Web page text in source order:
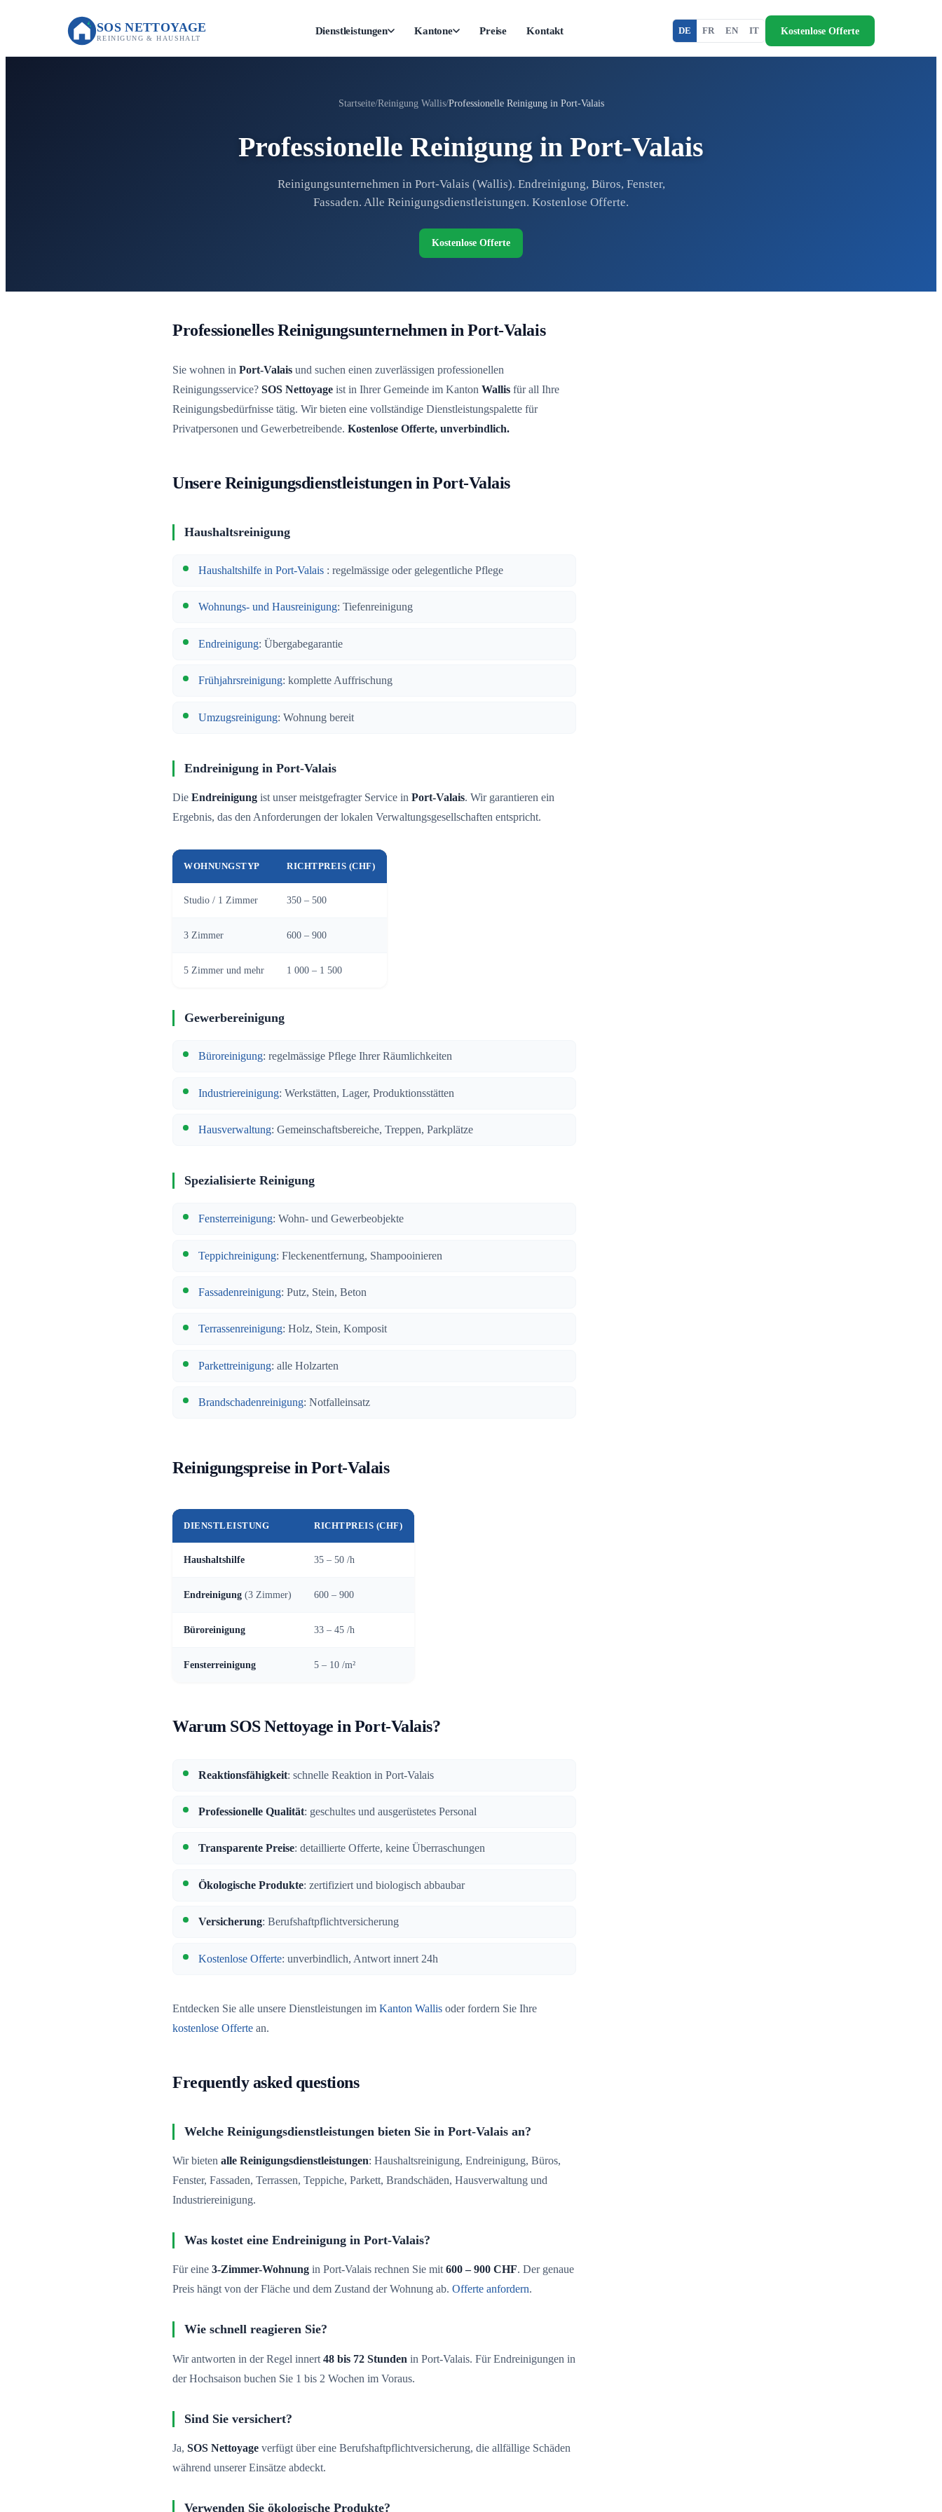
SOS NETTOYAGE
REINIGUNG & HAUSHALT
Dienstleistungen Kantone Preise Kontakt DE FR EN IT Kostenlose Offerte
Startseite Reinigung Wallis Professionelle Reinigung in Port-Valais
Professionelle Reinigung in Port-Valais
Reinigungsunternehmen in Port-Valais (Wallis). Endreinigung, Büros, Fenster,
Fassaden. Alle Reinigungsdienstleistungen. Kostenlose Offerte.
Kostenlose Offerte
Professionelles Reinigungsunternehmen in Port-Valais
Sie wohnen in Port-Valais und suchen einen zuverlässigen professionellen
Reinigungsservice? SOS Nettoyage ist in Ihrer Gemeinde im Kanton Wallis für all Ihre
Reinigungsbedürfnisse tätig. Wir bieten eine vollständige Dienstleistungspalette für
Privatpersonen und Gewerbetreibende. Kostenlose Offerte, unverbindlich.
Unsere Reinigungsdienstleistungen in Port-Valais
Haushaltsreinigung
Haushaltshilfe in Port-Valais : regelmässige oder gelegentliche Pflege
Wohnungs- und Hausreinigung: Tiefenreinigung
Endreinigung: Übergabegarantie
Frühjahrsreinigung: komplette Auffrischung
Umzugsreinigung: Wohnung bereit
Endreinigung in Port-Valais
Die Endreinigung ist unser meistgefragter Service in Port-Valais. Wir garantieren ein
Ergebnis, das den Anforderungen der lokalen Verwaltungsgesellschaften entspricht.
WOHNUNGSTYP RICHTPREIS (CHF)
Studio / 1 Zimmer 350 – 500
3 Zimmer 600 – 900
5 Zimmer und mehr 1 000 – 1 500
Gewerbereinigung
Büroreinigung: regelmässige Pflege Ihrer Räumlichkeiten
Industriereinigung: Werkstätten, Lager, Produktionsstätten
Hausverwaltung: Gemeinschaftsbereiche, Treppen, Parkplätze
Spezialisierte Reinigung
Fensterreinigung: Wohn- und Gewerbeobjekte
Teppichreinigung: Fleckenentfernung, Shampooinieren
Fassadenreinigung: Putz, Stein, Beton
Terrassenreinigung: Holz, Stein, Komposit
Parkettreinigung: alle Holzarten
Brandschadenreinigung: Notfalleinsatz
Reinigungspreise in Port-Valais
DIENSTLEISTUNG RICHTPREIS (CHF)
Haushaltshilfe 35 – 50 /h
Endreinigung (3 Zimmer) 600 – 900
Büroreinigung 33 – 45 /h
Fensterreinigung 5 – 10 /m²
Warum SOS Nettoyage in Port-Valais?
Reaktionsfähigkeit: schnelle Reaktion in Port-Valais
Professionelle Qualität: geschultes und ausgerüstetes Personal
Transparente Preise: detaillierte Offerte, keine Überraschungen
Ökologische Produkte: zertifiziert und biologisch abbaubar
Versicherung: Berufshaftpflichtversicherung
Kostenlose Offerte: unverbindlich, Antwort innert 24h
Entdecken Sie alle unsere Dienstleistungen im Kanton Wallis oder fordern Sie Ihre
kostenlose Offerte an.
Frequently asked questions
Welche Reinigungsdienstleistungen bieten Sie in Port-Valais an?
Wir bieten alle Reinigungsdienstleistungen: Haushaltsreinigung, Endreinigung, Büros,
Fenster, Fassaden, Terrassen, Teppiche, Parkett, Brandschäden, Hausverwaltung und
Industriereinigung.
Was kostet eine Endreinigung in Port-Valais?
Für eine 3-Zimmer-Wohnung in Port-Valais rechnen Sie mit600 – 900 CHF. Der genaue
Preis hängt von der Fläche und dem Zustand der Wohnung ab. Offerte anfordern.
Wie schnell reagieren Sie?
Wir antworten in der Regel innert 48 bis 72 Stunden in Port-Valais. Für Endreinigungen in
der Hochsaison buchen Sie 1 bis 2 Wochen im Voraus.
Sind Sie versichert?
Ja, SOS Nettoyage verfügt über eine Berufshaftpflichtversicherung, die allfällige Schäden
während unserer Einsätze abdeckt.
Verwenden Sie ökologische Produkte?